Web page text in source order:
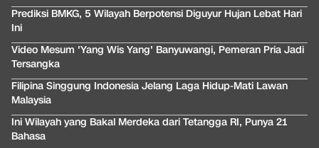
Prediksi BMKG, 5 Wilayah Berpotensi Diguyur Hujan Lebat Hari
Ini
Video Mesum 'Yang Wis Yang' Banyuwangi, Pemeran Pria Jadi
Tersangka
Filipina Singgung Indonesia Jelang Laga Hidup-Mati Lawan
Malaysia
Ini Wilayah yang Bakal Merdeka dari Tetangga RI, Punya 21
Bahasa